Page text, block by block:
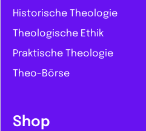
Historische Theologie
Theologische Ethik
Praktische Theologie
Theo-Börse
Shop